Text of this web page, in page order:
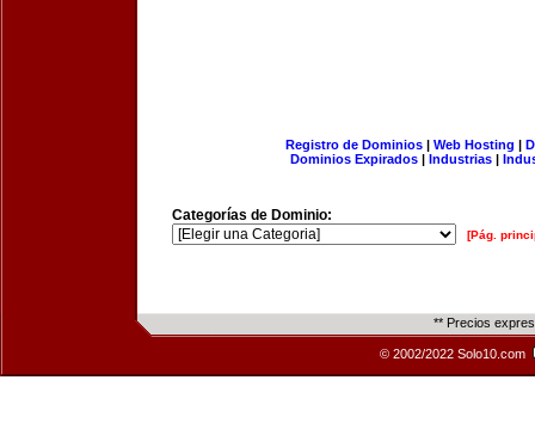
Registro de Dominios| Web Hosting |
Dominios Expirados | Industrias |
Categorías de Dominio:
[Pág.
** Precios
© 2002/2022 Solo10.com